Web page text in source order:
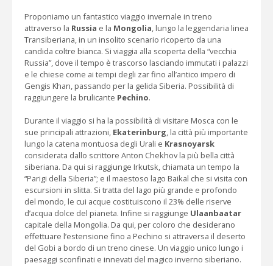
Proponiamo un fantastico viaggio invernale in treno
attraverso la Russia e la Mongolia, lungo la leggendaria linea
Transiberiana, in un insolito scenario ricoperto da una
candida coltre bianca. Si viaggia alla scoperta della “vecchia
Russia”, dove il tempo è trascorso lasciando immutati i palazzi
e le chiese come ai tempi degli zar fino all’antico impero di
Gengis Khan, passando per la gelida Siberia. Possibilità di
raggiungere la brulicante Pechino.
Durante il viaggio si ha la possibilità di visitare Mosca con le
sue principali attrazioni, Ekaterinburg, la città più importante
lungo la catena montuosa degli Urali e Krasnoyarsk
considerata dallo scrittore Anton Chekhov la più bella città
siberiana. Da qui si raggiunge Irkutsk, chiamata un tempo la
“Parigi della Siberia”; e il maestoso lago Baikal che si visita con
escursioni in slitta. Si tratta del lago più grande e profondo
del mondo, le cui acque costituiscono il 23% delle riserve
d’acqua dolce del pianeta. Infine si raggiunge Ulaanbaatar
capitale della Mongolia. Da qui, per coloro che desiderano
effettuare l’estensione fino a Pechino si attraversa il deserto
del Gobi a bordo di un treno cinese. Un viaggio unico lungo i
paesaggi sconfinati e innevati del magico inverno siberiano.